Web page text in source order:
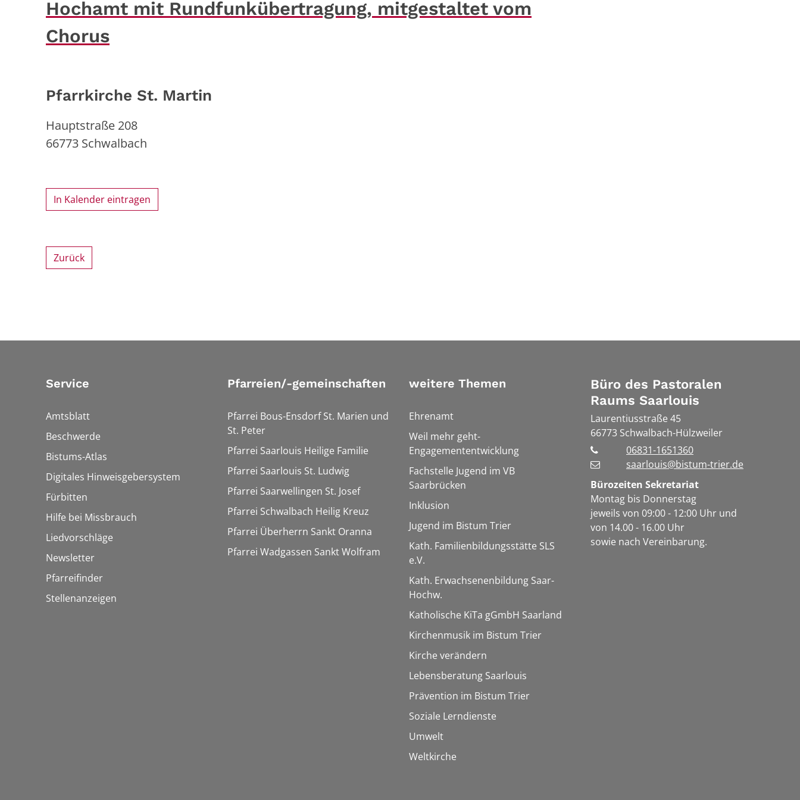
Hochamt mit Rundfunkübertragung, mitgestaltet vom
Chorus
Pfarrkirche St. Martin
Hauptstraße 208
66773 Schwalbach
In Kalender eintragen
Zurück
Service
Amtsblatt
Beschwerde
Bistums-Atlas
Digitales Hinweisgebersystem
Fürbitten
Hilfe bei Missbrauch
Liedvorschläge
Newsletter
Pfarreifinder
Stellenanzeigen
Pfarreien/-gemeinschaften
Pfarrei Bous-Ensdorf St. Marien und
St. Peter
Pfarrei Saarlouis Heilige Familie
Pfarrei Saarlouis St. Ludwig
Pfarrei Saarwellingen St. Josef
Pfarrei Schwalbach Heilig Kreuz
Pfarrei Überherrn Sankt Oranna
Pfarrei Wadgassen Sankt Wolfram
weitere Themen
Ehrenamt
Weil mehr geht-
Engagemententwicklung
Fachstelle Jugend im VB
Saarbrücken
Inklusion
Jugend im Bistum Trier
Kath. Familienbildungsstätte SLS
e.V.
Kath. Erwachsenenbildung Saar-
Hochw.
Katholische KiTa gGmbH Saarland
Kirchenmusik im Bistum Trier
Kirche verändern
Lebensberatung Saarlouis
Prävention im Bistum Trier
Soziale Lerndienste
Umwelt
Weltkirche
Büro des Pastoralen
Raums Saarlouis
Laurentiusstraße 45
66773 Schwalbach-Hülzweiler
06831-1651360
saarlouis@bistum-trier.de
Bürozeiten Sekretariat
Montag bis Donnerstag
jeweils von 09:00 - 12:00 Uhr und
von 14.00 - 16.00 Uhr
sowie nach Vereinbarung.